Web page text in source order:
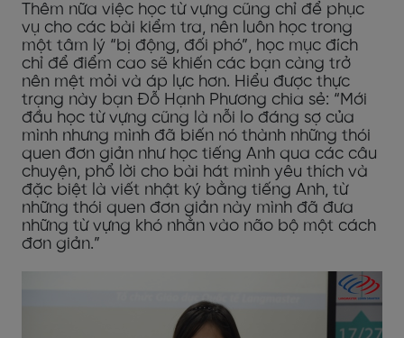
Thêm nữa việc học từ vựng cũng chỉ để phục
vụ cho các bài kiểm tra, nên luôn học trong
một tâm lý “bị động, đối phó”, học mục đích
chỉ để điểm cao sẽ khiến các bạn càng trở
nên mệt mỏi và áp lực hơn. Hiểu được thực
trạng này bạn Đỗ Hạnh Phương chia sẻ: “Mới
đầu học từ vựng cũng là nỗi lo đáng sợ của
mình nhưng mình đã biến nó thành những thói
quen đơn giản như học tiếng Anh qua các câu
chuyện, phổ lời cho bài hát mình yêu thích và
đặc biệt là viết nhật ký bằng tiếng Anh, từ
những thói quen đơn giản này mình đã đưa
những từ vựng khó nhằn vào não bộ một cách
đơn giản.”